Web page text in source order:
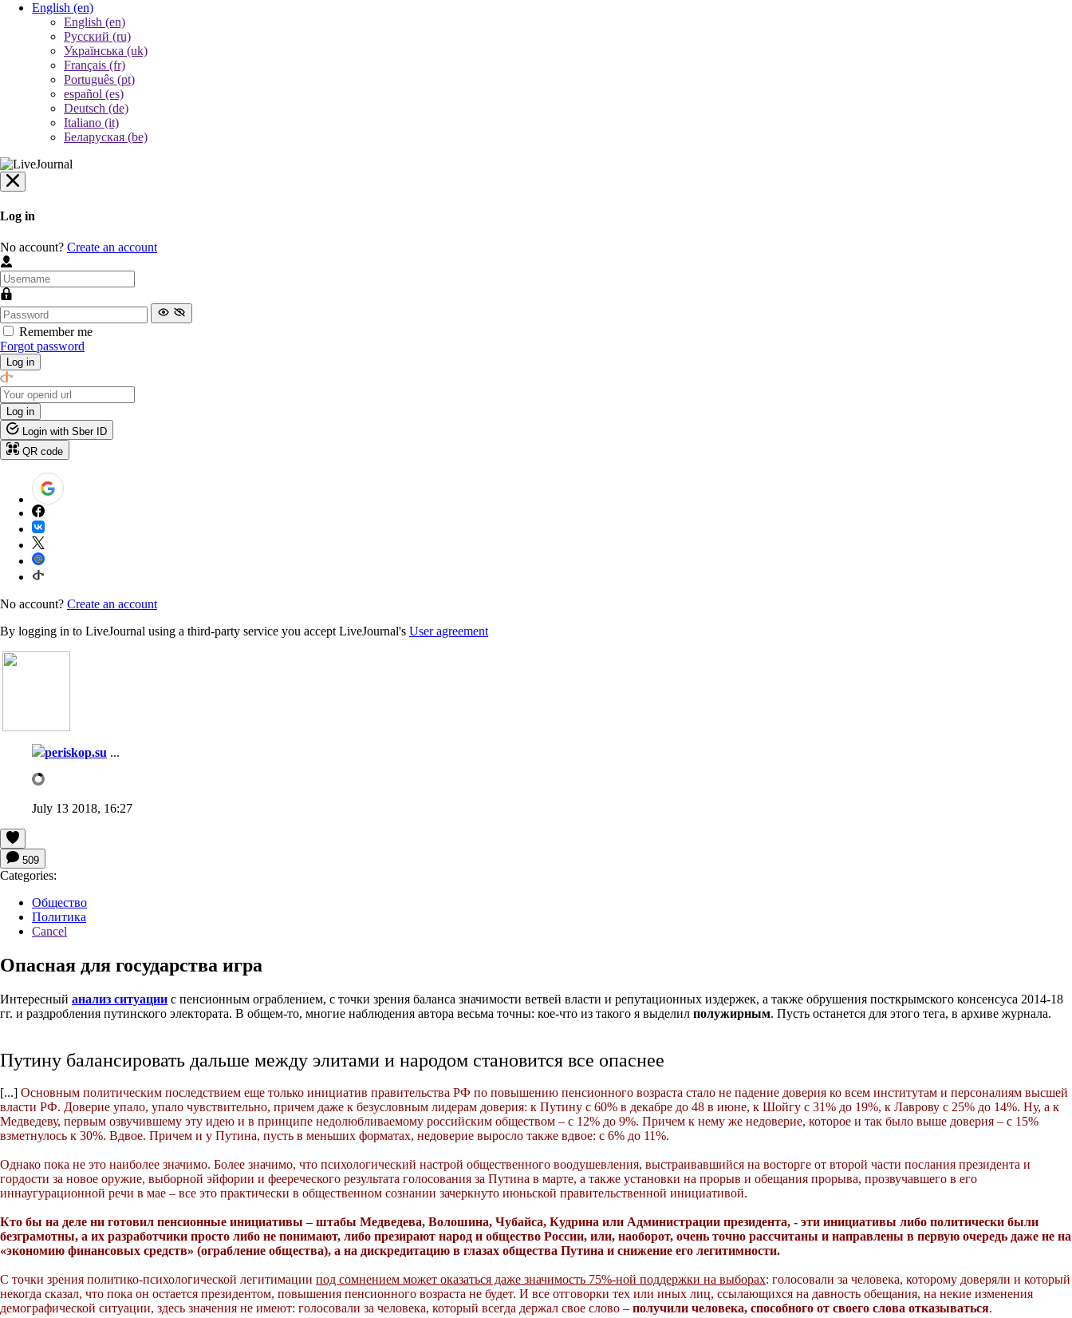
English (en)
English (en)
Русский (ru)
Українська (uk)
Français (fr)
Português (pt)
español (es)
Deutsch (de)
Italiano (it)
Беларуская (be)
Log in
No account? Create an account
Remember me
Forgot password
Log in
Log in
Login with Sber ID
QR code
No account? Create an account
By logging in to LiveJournal using a third-party service you accept LiveJournal's User agreement
periskop.su ...
July 13 2018, 16:27
509
Categories:
Общество
Политика
Cancel
Опасная для государства игра
Интересный анализ ситуации с пенсионным ограблением, с точки зрения баланса значимости ветвей власти и репутационных издержек, а также обрушения посткрымского консенсуса 2014-18
гг. и раздробления путинского электората. В общем-то, многие наблюдения автора весьма точны: кое-что из такого я выделил полужирным. Пусть останется для этого тега, в архиве журнала.
Путину балансировать дальше между элитами и народом становится все опаснее
[...] Основным политическим последствием еще только инициатив правительства РФ по повышению пенсионного возраста стало не падение доверия ко всем институтам и персоналиям высшей
власти РФ. Доверие упало, упало чувствительно, причем даже к безусловным лидерам доверия: к Путину с 60% в декабре до 48 в июне, к Шойгу с 31% до 19%, к Лаврову с 25% до 14%. Ну, а к
Медведеву, первым озвучившему эту идею и в принципе недолюбливаемому российским обществом – с 12% до 9%. Причем к нему же недоверие, которое и так было выше доверия – с 15%
взметнулось к 30%. Вдвое. Причем и у Путина, пусть в меньших форматах, недоверие выросло также вдвое: с 6% до 11%.
Однако пока не это наиболее значимо. Более значимо, что психологический настрой общественного воодушевления, выстраивавшийся на восторге от второй части послания президента и
гордости за новое оружие, выборной эйфории и феереческого результата голосования за Путина в марте, а также установки на прорыв и обещания прорыва, прозвучавшего в его
иннаугурационной речи в мае – все это практически в общественном сознании зачеркнуто июньской правительственной инициативой.
Кто бы на деле ни готовил пенсионные инициативы – штабы Медведева, Волошина, Чубайса, Кудрина или Администрации президента, - эти инициативы либо политически были
безграмотны, а их разработчики просто либо не понимают, либо презирают народ и общество России, или, наоборот, очень точно рассчитаны и направлены в первую очередь даже не на
«экономию финансовых средств» (ограбление общества), а на дискредитацию в глазах общества Путина и снижение его легитимности.
С точки зрения политико-психологической легитимации под сомнением может оказаться даже значимость 75%-ной поддержки на выборах: голосовали за человека, которому доверяли и который
некогда сказал, что пока он остается президентом, повышения пенсионного возраста не будет. И все отговорки тех или иных лиц, ссылающихся на давность обещания, на некие изменения
демографической ситуации, здесь значения не имеют: голосовали за человека, который всегда держал свое слово – получили человека, способного от своего слова отказываться.